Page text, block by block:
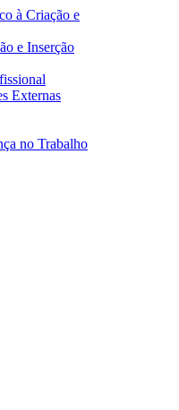
à Criação e
e Inserção
Externas
no Trabalho